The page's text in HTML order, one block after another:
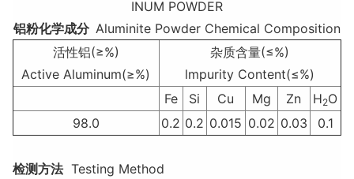
INUM POWDER
铝粉化学成分 Aluminite Powder Chemical Composition
活性铝(≥%)
Active Aluminum(≥%)
杂质含量(≤%)
lmpurity Content(≤%)
Fe
Si Cu Mg Zn H2O
98.0
0.2 0.2 0.015 0.02 0.03 0.1
检测方法Testing Method